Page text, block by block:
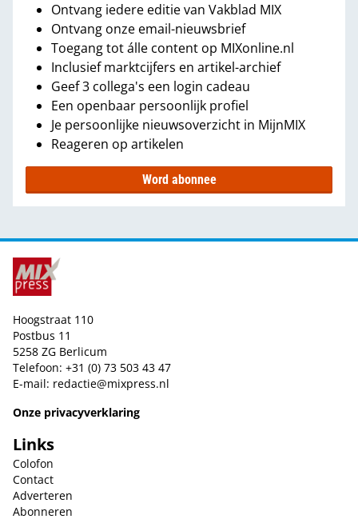
Ontvang iedere editie van Vakblad MIX
Ontvang onze email-nieuwsbrief
Toegang tot álle content op MIXonline.nl
Inclusief marktcijfers en artikel-archief
Geef 3 collega's een login cadeau
Een openbaar persoonlijk profiel
Je persoonlijke nieuwsoverzicht in MijnMIX
Reageren op artikelen
Word abonnee
Hoogstraat 110
Postbus 11
5258 ZG Berlicum
Telefoon: +31 (0) 73 503 43 47
E-mail: redactie@mixpress.nl
Onze privacyverklaring
Links
Colofon
Contact
Adverteren
Abonneren